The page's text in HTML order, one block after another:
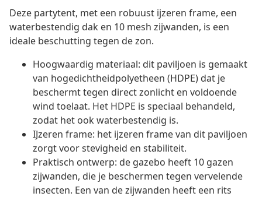
Deze partytent, met een robuust ijzeren frame, een
waterbestendig dak en 10 mesh zijwanden, is een
ideale beschutting tegen de zon.
Hoogwaardig materiaal: dit paviljoen is gemaakt
van hogedichtheidpolyetheen (HDPE) dat je
beschermt tegen direct zonlicht en voldoende
wind toelaat. Het HDPE is speciaal behandeld,
zodat het ook waterbestendig is.
IJzeren frame: het ijzeren frame van dit paviljoen
zorgt voor stevigheid en stabiliteit.
Praktisch ontwerp: de gazebo heeft 10 gazen
zijwanden, die je beschermen tegen vervelende
insecten. Een van de zijwanden heeft een rits